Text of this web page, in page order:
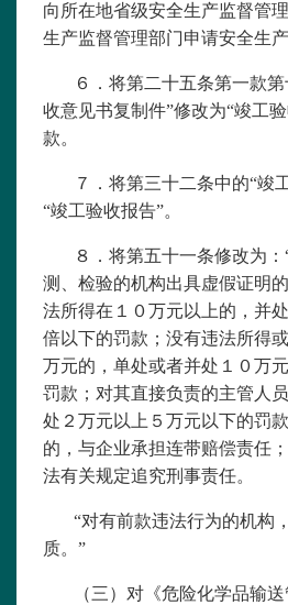
向所在地省级安全生产监督管
生产监督管理部门申请安全生
６．将第二十五条第一款
收意见书复制件”修改为“竣工
款。
７．将第三十二条中的“竣
“竣工验收报告”。
８．将第五十一条修改为
测、检验的机构出具虚假证明
法所得在１０万元以上的，并
倍以下的罚款；没有违法所得
万元的，单处或者并处１０万
罚款；对其直接负责的主管人
处２万元以上５万元以下的罚
的，与企业承担连带赔偿责任
法有关规定追究刑事责任。
“对有前款违法行为的机构
质。”
（三）对《危险化学品输